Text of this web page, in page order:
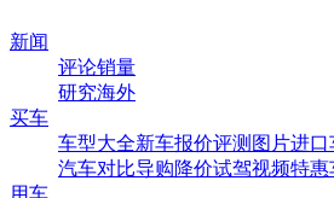
新闻
评论销量
研究海外
买车
车型大全新车报价评测 图片进口
汽车对比导购降价试驾视频特惠
用车